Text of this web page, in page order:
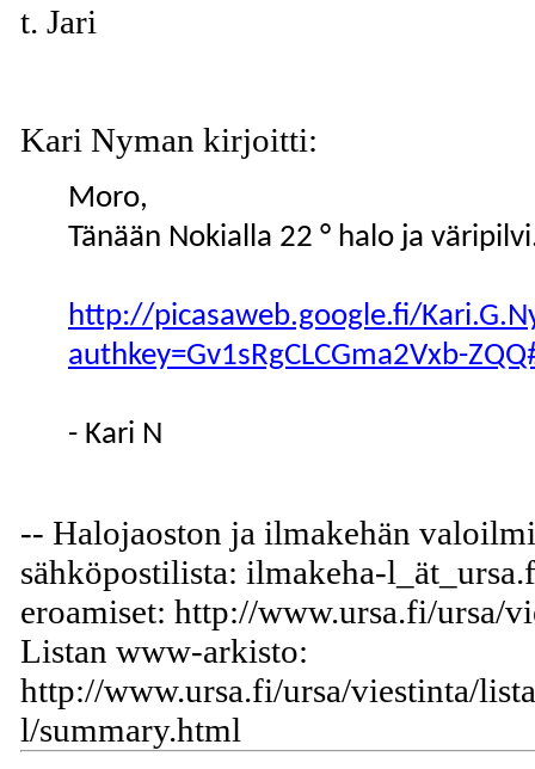
t. Jari
Kari Nyman kirjoitti:
Moro,
Tänään Nokialla 22 ° halo ja
http://picasaweb.google.fi/
authkey=Gv1sRgCLCGma2Vxb-
- Kari N
-- Halojaoston ja ilmakehän
sähköpostilista: ilmakeha-
eroamiset: http://www.ursa.fi/ursa/
Listan www-arkisto:
http://www.ursa.fi/ursa/viestinta/
l/summary.html